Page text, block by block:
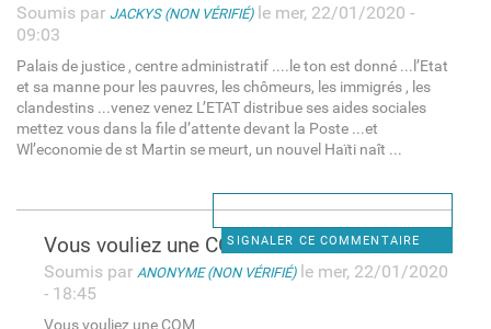
Soumis par JACKYS (NON VÉRIFIÉ)le mer, 22/01/2020 -
09:03
Palais de justice , centre administratif ....le ton est donné ...l’Etat
et sa manne pour les pauvres, les chômeurs, les immigrés , les
clandestins ...venez venez L’ETAT distribue ses aides sociales
mettez vous dans la file d’attente devant la Poste ...et
Wl’economie de st Martin se meurt, un nouvel Haïti naît ...
SIGNALER CE COMMENTAIRE
Vous vouliez une COM
Soumis par ANONYME (NON VÉRIFIÉ)le mer, 22/01/2020
- 18:45
Vous vouliez une COM